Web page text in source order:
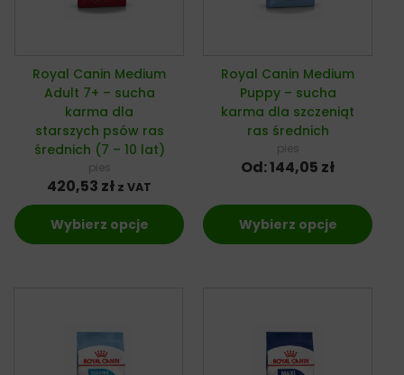
Royal Canin Medium
Adult 7+ – sucha
karma dla
starszych psów ras
średnich (7 – 10 lat)
pies
420,53 zł z VAT
Wybierz opcje
Royal Canin Medium
Puppy – sucha
karma dla szczeniąt
ras średnich
pies
Od:144,05 zł
Wybierz opcje